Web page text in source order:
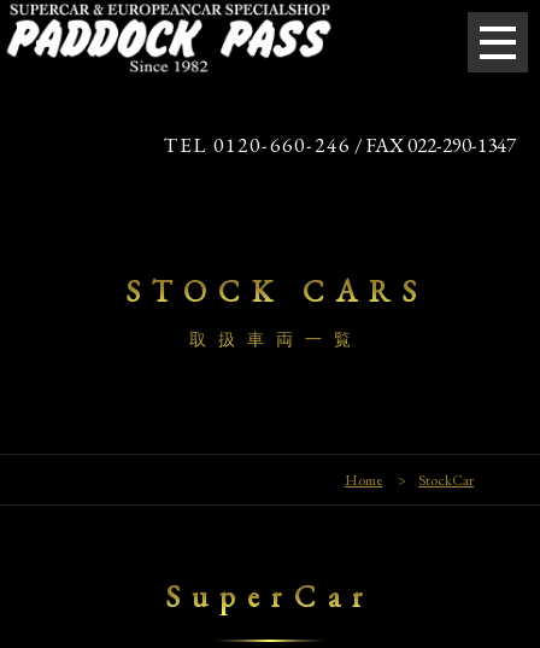
TEL 0120-660-246 / FAX 022-290-1347
STOCK CARS
取扱車両一覧
Home > StockCar
SuperCar